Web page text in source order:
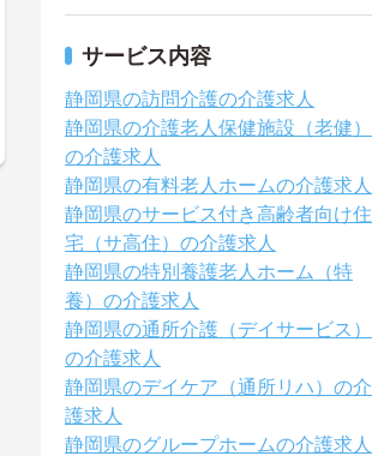
サービス内容
静岡県の訪問介護の介護求人
静岡県の介護老人保健施設（老健）
の介護求人
静岡県の有料老人ホームの介護求人
静岡県のサービス付き高齢者向け住
宅（サ高住）の介護求人
静岡県の特別養護老人ホーム（特
養）の介護求人
静岡県の通所介護（デイサービス）
の介護求人
静岡県のデイケア（通所リハ）の介
護求人
静岡県のグループホームの介護求人